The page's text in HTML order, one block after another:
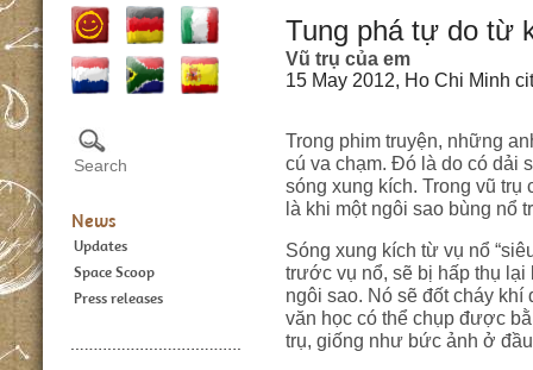
News
Updates
Space Scoop
Press releases
Tung phá tự do từ
Vũ trụ của em
15 May 2012, Ho Chi Minh
Trong phim truyện, những
cú va chạm. Đó là do có dải
sóng xung kích. Trong vũ
là khi một ngôi sao bùng nổ
Sóng xung kích từ vụ nổ
trước vụ nổ, sẽ bị hấp thụ
ngôi sao. Nó sẽ đốt cháy khí
văn học có thể chụp được
trụ, giống như bức ảnh ở